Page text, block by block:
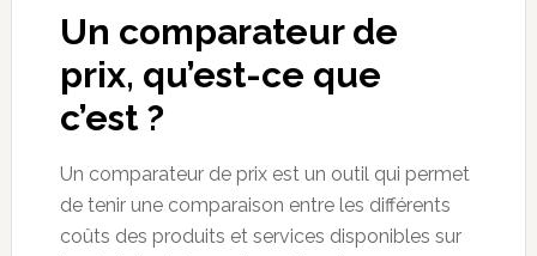
Un comparateur de
prix, qu’est-ce que
c’est ?
Un comparateur de prix est un outil qui permet
de tenir une comparaison entre les différents
coûts des produits et services disponibles sur